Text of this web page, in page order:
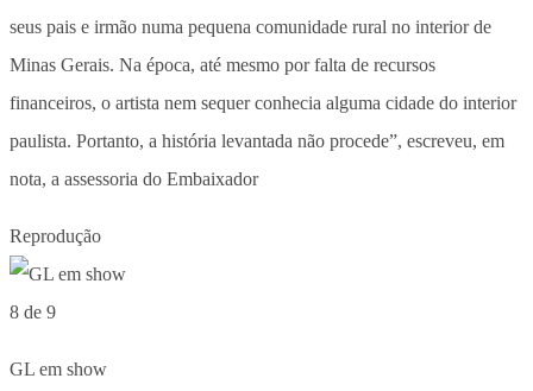
seus pais e irmão numa pequena comunidade rural no interior de
Minas Gerais. Na época, até mesmo por falta de recursos
financeiros, o artista nem sequer conhecia alguma cidade do interior
paulista. Portanto, a história levantada não procede”, escreveu, em
nota, a assessoria do Embaixador
Reprodução
8 de 9
GL em show